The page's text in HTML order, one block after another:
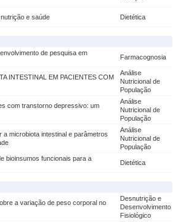
e saúde Dietética
de pesquisa em
Farmacognosia
INTESTINAL EM PACIENTES COM
Análise
Nutricional de
População
com transtorno depressivo: um
Análise
Nutricional de
População
microbiota intestinal e parâmetros
Análise
Nutricional de
População
bioinsumos funcionais para a
Dietética
a variação de peso corporal no
Desnutrição e
Desenvolvimento
Fisiológico